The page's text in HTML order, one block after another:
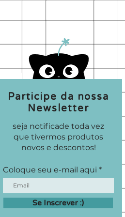
Participe da nossa
Newsletter
seja notificade toda vez
que tivermos produtos
novos e descontos!
Coloque seu e-mail aqui
Se Inscrever :)